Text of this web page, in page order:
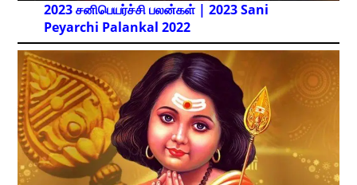
2023 சனிபெயர்ச்சி பலன்கள் | 2023 Sani
Peyarchi Palankal 2022